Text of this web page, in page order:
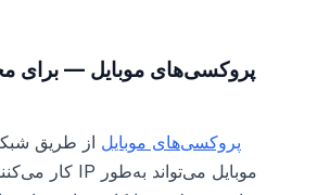
پروکسی‌های موبایل — برای
پروکسی‌های موبایل از طریق